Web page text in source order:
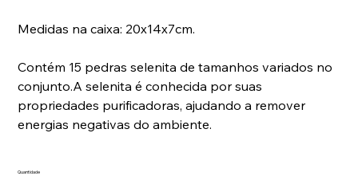
Medidas na caixa: 20x14x7cm.
Contém 15 pedras selenita de tamanhos variados no
conjunto.A selenita é conhecida por suas
propriedades purificadoras, ajudando a remover
energias negativas do ambiente.
Quantidade